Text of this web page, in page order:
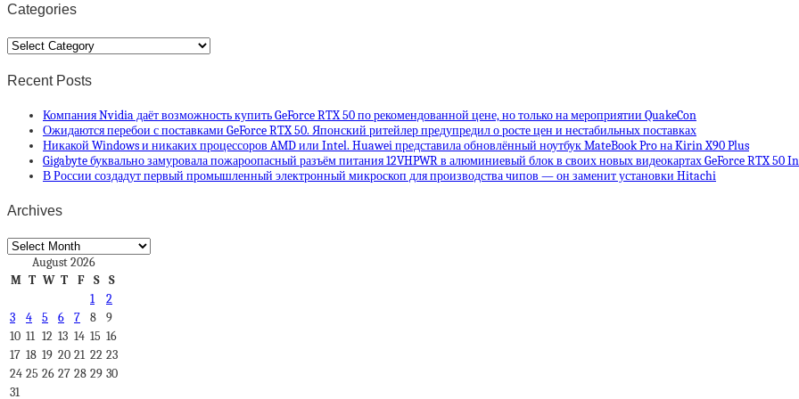
Categories
Categories
Recent Posts
Компания Nvidia даёт возможность купить GeForce RTX 50 по рекомендованной цене, но только на мероприятии QuakeCon
Ожидаются перебои с поставками GeForce RTX 50. Японский ритейлер предупредил о росте цен и нестабильных поставках
Никакой Windows и никаких процессоров AMD или Intel. Huawei представила обновлённый ноутбук MateBook Pro на Kirin X90 Plus
Gigabyte буквально замуровала пожароопасный разъём питания 12VHPWR в алюминиевый блок в своих новых видеокартах GeForce RTX 50
В России создадут первый промышленный электронный микроскоп для производства чипов — он заменит установки Hitachi
Archives
Archives
August 2026
M T W T F S
S
1
2
3
4 5 6 7 8
9
10 11 12 13 14 15 16
17 18 19 20 21 22 23
24 25 26 27 28 29 30
31